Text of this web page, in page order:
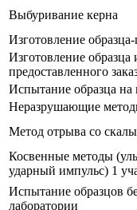
Выбуривание керна
Изготовление
Изготовление образца
предоставленного
Испытание образца на
Неразрушающие
Метод отрыва со
Косвенные методы
ударный импульс) 1
Испытание образцов
лаборатории